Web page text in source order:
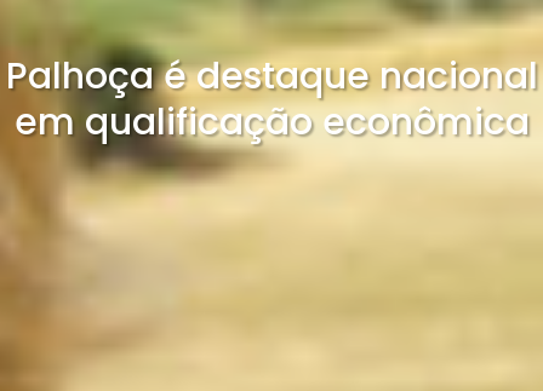
Palhoça é destaque nacional
em qualificação econômica